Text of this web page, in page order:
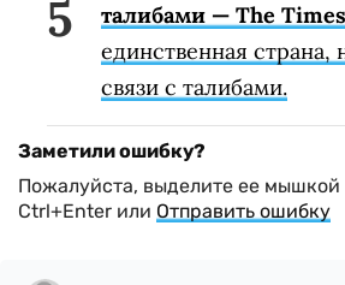
талибами — The Times
единственная
связи с талибами.
Заметили ошибку?
Пожалуйста, выделите ее
Ctrl+Enter или Отправить ошибку